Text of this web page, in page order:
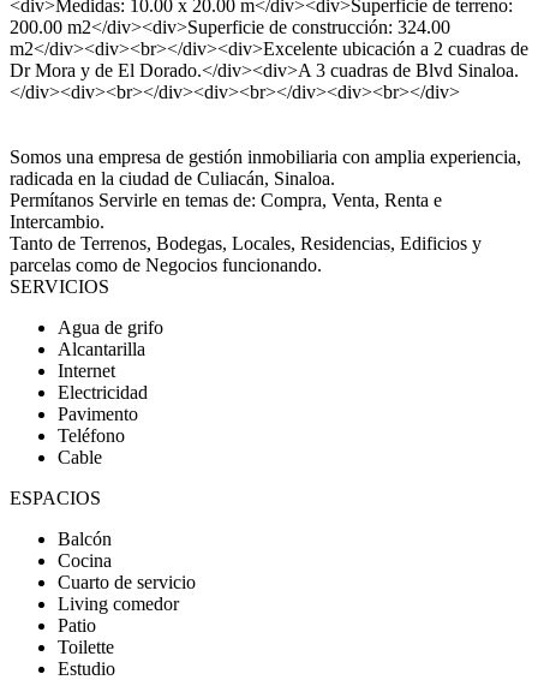
<div>Medidas: 10.00 x 20.00 m</div><div>Superficie de terreno:
200.00 m2</div><div>Superficie de construcción: 324.00
m2</div><div><br></div><div>Excelente ubicación a 2 cuadras de
Dr Mora y de El Dorado.</div><div>A 3 cuadras de Blvd Sinaloa.
</div><div><br></div><div><br></div><div><br></div>
Somos una empresa de gestión inmobiliaria con amplia experiencia,
radicada en la ciudad de Culiacán, Sinaloa.
Permítanos Servirle en temas de: Compra, Venta, Renta e
Intercambio.
Tanto de Terrenos, Bodegas, Locales, Residencias, Edificios y
parcelas como de Negocios funcionando.
SERVICIOS
Agua de grifo
Alcantarilla
Internet
Electricidad
Pavimento
Teléfono
Cable
ESPACIOS
Balcón
Cocina
Cuarto de servicio
Living comedor
Patio
Toilette
Estudio